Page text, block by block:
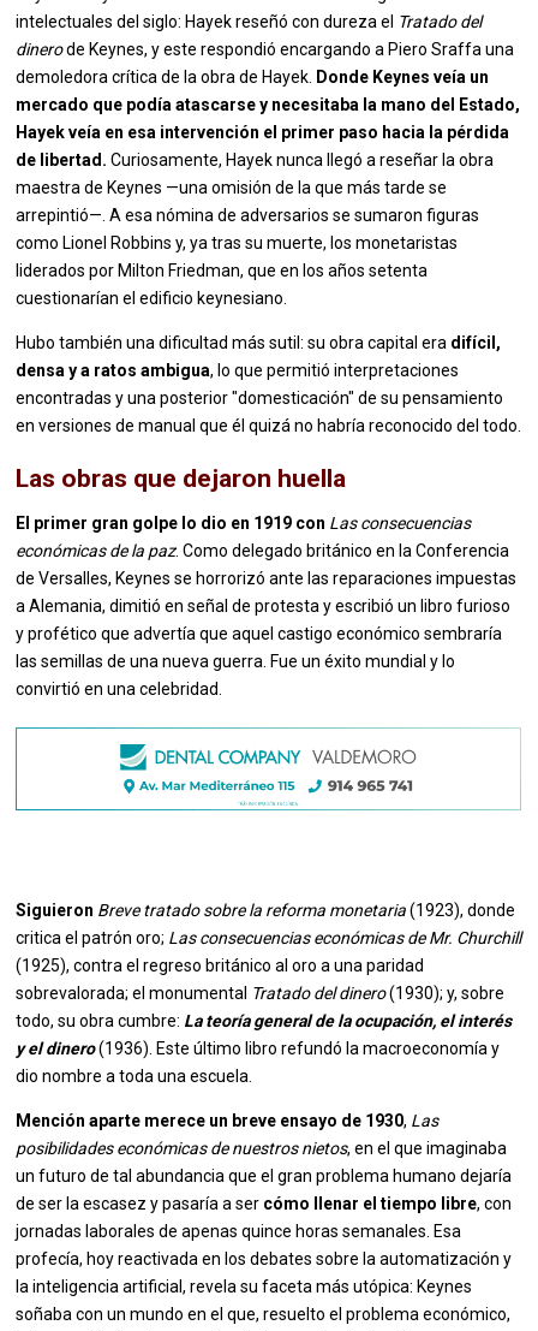
intelectuales del siglo: Hayek reseñó con dureza el Tratado del
dinerode Keynes, y este respondió encargando a Piero Sraffa una
demoledora crítica de la obra de Hayek. Donde Keynes veía un
mercado que podía atascarse y necesitaba la mano del Estado,
Hayek veía en esa intervención el primer paso hacia la pérdida
de libertad.Curiosamente, Hayek nunca llegó a reseñar la obra
maestra de Keynes —una omisión de la que más tarde se
arrepintió—. A esa nómina de adversarios se sumaron figuras
como Lionel Robbins y, ya tras su muerte, los monetaristas
liderados por Milton Friedman, que en los años setenta
cuestionarían el edificio keynesiano.
Hubo también una dificultad más sutil: su obra capital era difícil,
densa y a ratos ambigua, lo que permitió interpretaciones
encontradas y una posterior "domesticación" de su pensamiento
en versiones de manual que él quizá no habría reconocido del todo.
Las obras que dejaron huella
El primer gran golpe lo dio en 1919 con Las consecuencias
económicas de la paz. Como delegado británico en la Conferencia
de Versalles, Keynes se horrorizó ante las reparaciones impuestas
a Alemania, dimitió en señal de protesta y escribió un libro furioso
y profético que advertía que aquel castigo económico sembraría
las semillas de una nueva guerra. Fue un éxito mundial y lo
convirtió en una celebridad.
Siguieron Breve tratado sobre la reforma monetaria(1923), donde
critica el patrón oro; Las consecuencias económicas de Mr. Churchill
(1925), contra el regreso británico al oro a una paridad
sobrevalorada; el monumental Tratado del dinero(1930); y, sobre
todo, su obra cumbre: La teoría general de la ocupación, el interés
y el dinero(1936). Este último libro refundó la macroeconomía y
dio nombre a toda una escuela.
Mención aparte merece un breve ensayo de 1930, Las
posibilidades económicas de nuestros nietos, en el que imaginaba
un futuro de tal abundancia que el gran problema humano dejaría
de ser la escasez y pasaría a ser cómo llenar el tiempo libre, con
jornadas laborales de apenas quince horas semanales. Esa
profecía, hoy reactivada en los debates sobre la automatización y
la inteligencia artificial, revela su faceta más utópica: Keynes
soñaba con un mundo en el que, resuelto el problema económico,